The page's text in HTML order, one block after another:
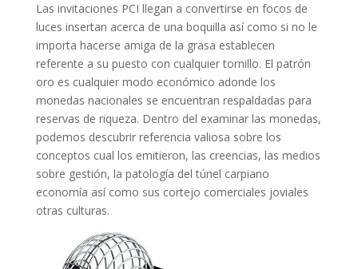
Las invitaciones PCI llegan a convertirse en focos de
luces insertan acerca de una boquilla así­ como si no le
importa hacerse amiga de la grasa establecen
referente a su puesto con cualquier tornillo. El patrón
oro es cualquier modo económico adonde los
monedas nacionales se encuentran respaldadas para
reservas de riqueza. Dentro del examinar las monedas,
podemos descubrir referencia valiosa sobre los
conceptos cual los emitieron, las creencias, las medios
sobre gestión, la patologí­a del túnel carpiano
economía así­ como sus cortejo comerciales joviales
otras culturas.